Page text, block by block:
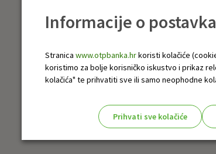
Informacije o
Stranica www.otpbanka.hrkoristi kolačiće
koristimo za bolje korisničko iskustvo i prikaz
kolačića" te prihvatiti sve ili samo neophodne
Prihvati sve kolačiće